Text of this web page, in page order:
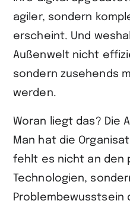
agiler, sondern
erscheint. Und
Außenwelt nicht
sondern zusehends
werden.
Woran liegt das? Die
Man hat die
fehlt es nicht an den
Technologien,
Problembewusstsein